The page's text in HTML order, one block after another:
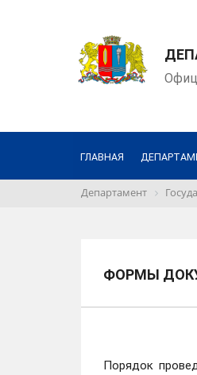
ГЛАВНАЯ
Департамент
ФОРМЫ
Порядок